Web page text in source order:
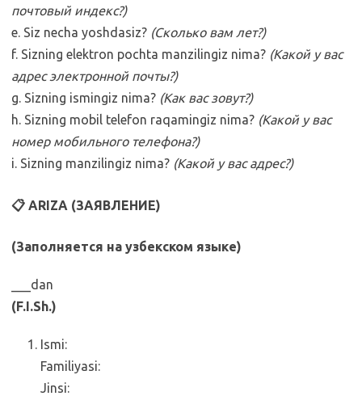
почтовый индекс?)
e. Siz necha yoshdasiz? (Сколько вам лет?)
f. Sizning elektron pochta manzilingiz nima? (Какой у вас
адрес электронной почты?)
g. Sizning ismingiz nima? (Как вас зовут?)
h. Sizning mobil telefon raqamingiz nima? (Какой у вас
номер мобильного телефона?)
i. Sizning manzilingiz nima? (Какой у вас адрес?)
📋 ARIZA (ЗАЯВЛЕНИЕ)
(Заполняется на узбекском языке)
___dan
(F.I.Sh.)
Ismi:
Familiyasi:
Jinsi: